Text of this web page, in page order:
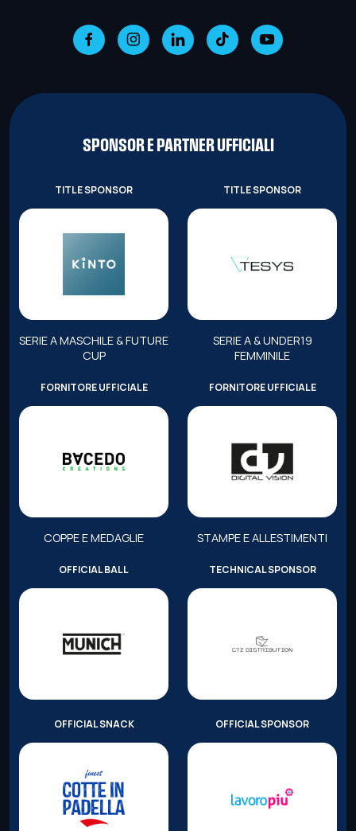
SPONSOR E PARTNER UFFICIALI
TITLE SPONSOR
SERIE A MASCHILE & FUTURE
CUP
TITLE SPONSOR
SERIE A & UNDER19
FEMMINILE
FORNITORE UFFICIALE
COPPE E MEDAGLIE
FORNITORE UFFICIALE
STAMPE E ALLESTIMENTI
OFFICIAL BALL TECHNICAL SPONSOR
OFFICIAL SNACK OFFICIAL SPONSOR